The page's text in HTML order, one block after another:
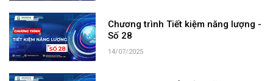
Chương trình Tiết kiệm năng lượng -
Số 28
14/07/2025